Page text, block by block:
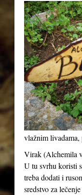
vlažnim livadama,
Virak (Alchemila
U tu svrhu koristi
treba dodati i
sredstvo za